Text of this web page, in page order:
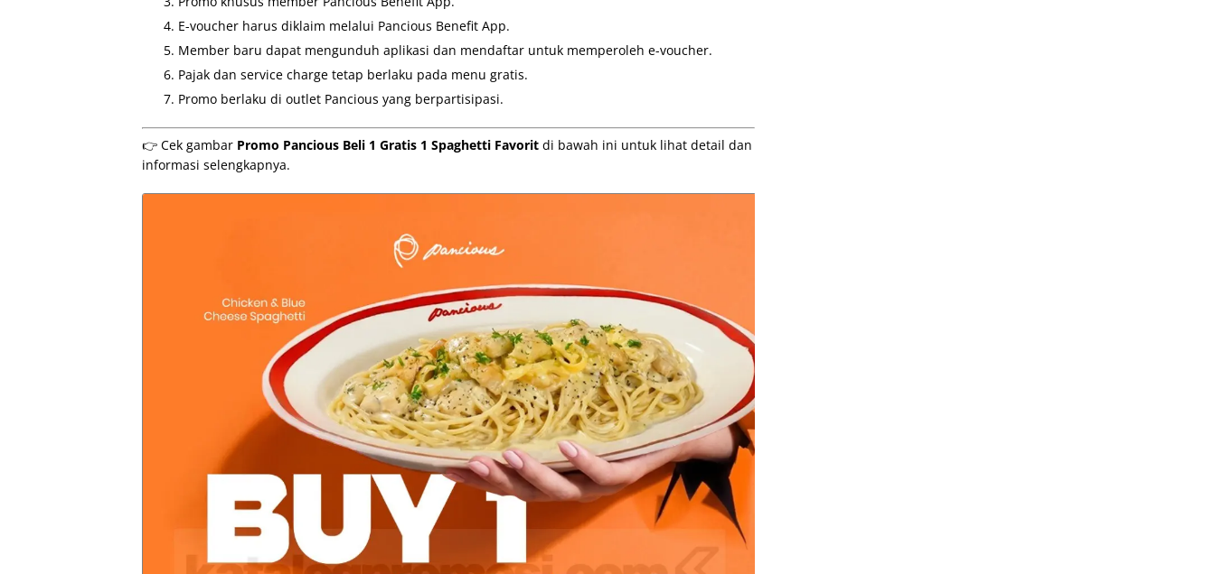
E-voucher harus diklaim melalui Pancious Benefit App.
Member baru dapat mengunduh aplikasi dan mendaftar untuk memperoleh e-voucher.
Pajak dan service charge tetap berlaku pada menu gratis.
Promo berlaku di outlet Pancious yang berpartisipasi.
👉 Cek gambar Promo Pancious Beli 1 Gratis 1 Spaghetti Favorit di bawah ini untuk lihat detail dan
informasi selengkapnya.